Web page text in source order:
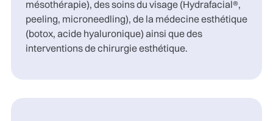
mésothérapie), des soins du visage (Hydrafacial®,
peeling, microneedling), de la médecine esthétique
(botox, acide hyaluronique) ainsi que des
interventions de chirurgie esthétique.